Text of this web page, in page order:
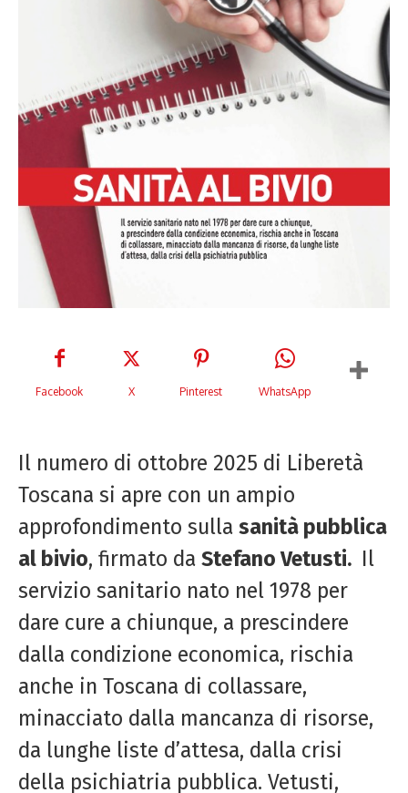
Facebook X Pinterest WhatsApp
Il numero di ottobre 2025 di Liberetà
Toscana si apre con un ampio
approfondimento sulla sanità pubblica
al bivio, firmato da Stefano Vetusti. Il
servizio sanitario nato nel 1978 per
dare cure a chiunque, a prescindere
dalla condizione economica, rischia
anche in Toscana di collassare,
minacciato dalla mancanza di risorse,
da lunghe liste d’attesa, dalla crisi
della psichiatria pubblica. Vetusti,